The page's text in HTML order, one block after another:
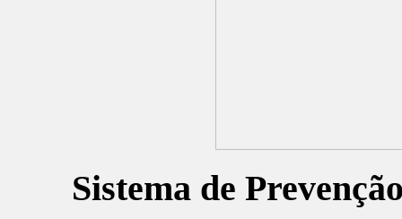
Sistema de